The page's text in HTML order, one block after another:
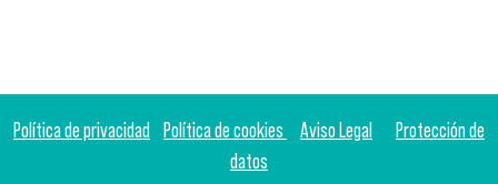
Política de privacidad Política de cookies Aviso Legal
Protección de
datos